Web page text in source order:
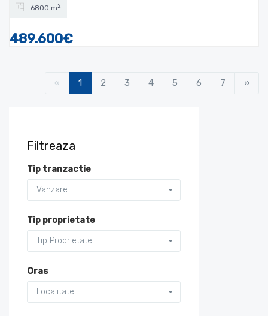
6800 m 2
489.600€
« 1 2 3 4 5 6 7 »
Filtreaza
Tip tranzactie
Vanzare
Tip proprietate
Tip Proprietate
Oras
Localitate